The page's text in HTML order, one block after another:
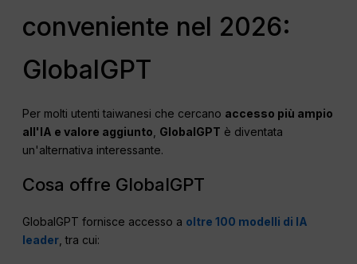
conveniente nel 2026:
GlobalGPT
Per molti utenti taiwanesi che cercano accesso più ampio
all'IA e valore aggiunto GlobalGPT è diventata
un'alternativa interessante.
Cosa offre GlobalGPT
GlobalGPT fornisce accesso a oltre 100 modelli di IA
leader , tra cui: